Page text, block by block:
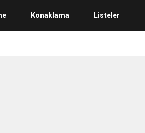
Konaklama Listeler